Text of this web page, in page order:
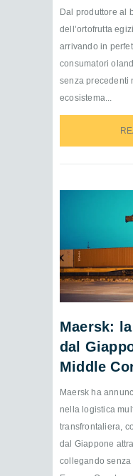
Dal produttore al
dell’ortofrutta
arrivando in
consumatori
senza precedenti
ecosistema...
Maersk:
dal
Middle
Maersk ha
nella logistica
transfrontaliera,
dal Giappone
collegando senza